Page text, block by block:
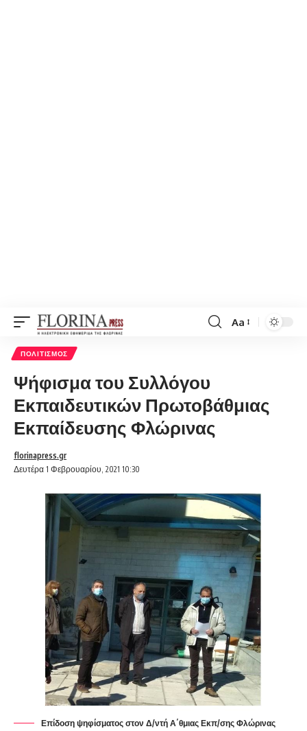
Font
Aa
ΠΟΛΙΤΙΣΜΌΣ
Ψήφισμα του Συλλόγου
Εκπαιδευτικών Πρωτοβάθμιας
Εκπαίδευσης Φλώρινας
Δευτέρα 1 Φεβρουαρίου, 2021 10:30
florinapress.gr
Επίδοση ψηφίσματος στον Δ/ντή Α΄θμιας Εκπ/σης Φλώρινας